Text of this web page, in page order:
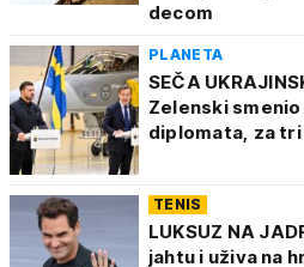
decom
PLANETA
SEČA
Zelenski
diplomata, za tri
TENIS
LUKSUZ NA
jahtu i uživa na